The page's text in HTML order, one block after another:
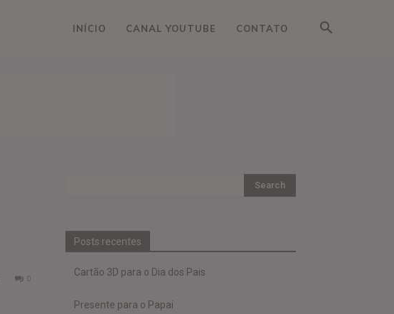
INÍCIO CANAL YOUTUBE CONTATO
0
Posts recentes
Cartão 3D para o Dia dos Pais
Presente para o Papai